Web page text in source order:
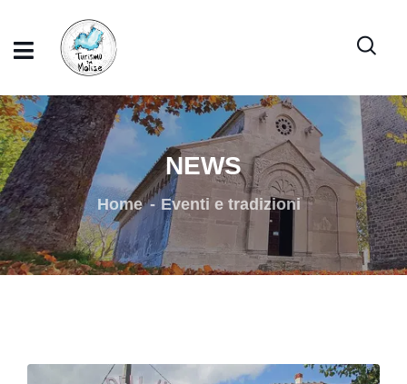
NEWS
Home Eventi e tradizioni